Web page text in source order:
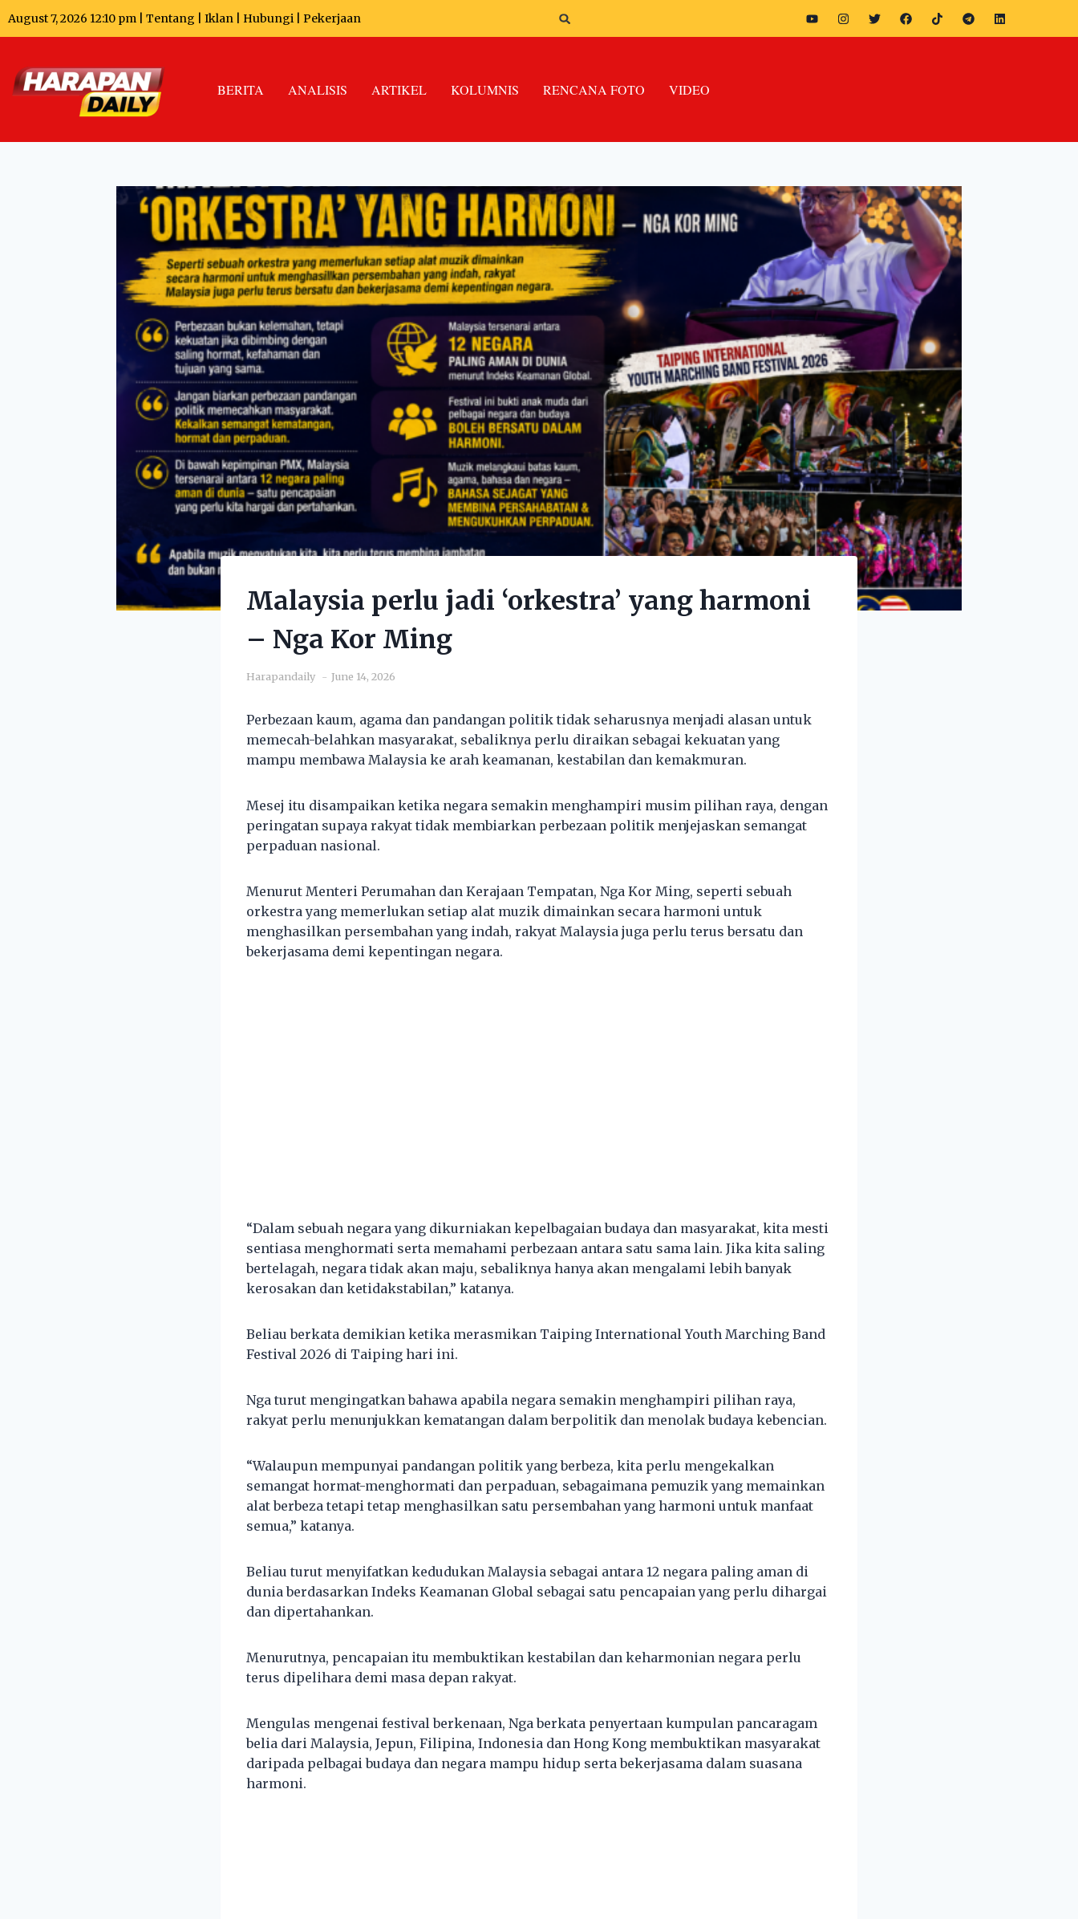
August 7, 2026 12:10 pm | Tentang Iklan Hubungi Pekerjaan
BERITA ANALISIS ARTIKEL KOLUMNIS RENCANA FOTO VIDEO
Malaysia perlu jadi ‘orkestra’ yang harmoni
– Nga Kor Ming
Harapandaily June 14, 2026
Perbezaan kaum, agama dan pandangan politik tidak seharusnya menjadi alasan untuk
memecah-belahkan masyarakat, sebaliknya perlu diraikan sebagai kekuatan yang
mampu membawa Malaysia ke arah keamanan, kestabilan dan kemakmuran.
Mesej itu disampaikan ketika negara semakin menghampiri musim pilihan raya, dengan
peringatan supaya rakyat tidak membiarkan perbezaan politik menjejaskan semangat
perpaduan nasional.
Menurut Menteri Perumahan dan Kerajaan Tempatan, Nga Kor Ming, seperti sebuah
orkestra yang memerlukan setiap alat muzik dimainkan secara harmoni untuk
menghasilkan persembahan yang indah, rakyat Malaysia juga perlu terus bersatu dan
bekerjasama demi kepentingan negara.
“Dalam sebuah negara yang dikurniakan kepelbagaian budaya dan masyarakat, kita mesti
sentiasa menghormati serta memahami perbezaan antara satu sama lain. Jika kita saling
bertelagah, negara tidak akan maju, sebaliknya hanya akan mengalami lebih banyak
kerosakan dan ketidakstabilan,” katanya.
Beliau berkata demikian ketika merasmikan Taiping International Youth Marching Band
Festival 2026 di Taiping hari ini.
Nga turut mengingatkan bahawa apabila negara semakin menghampiri pilihan raya,
rakyat perlu menunjukkan kematangan dalam berpolitik dan menolak budaya kebencian.
“Walaupun mempunyai pandangan politik yang berbeza, kita perlu mengekalkan
semangat hormat-menghormati dan perpaduan, sebagaimana pemuzik yang memainkan
alat berbeza tetapi tetap menghasilkan satu persembahan yang harmoni untuk manfaat
semua,” katanya.
Beliau turut menyifatkan kedudukan Malaysia sebagai antara 12 negara paling aman di
dunia berdasarkan Indeks Keamanan Global sebagai satu pencapaian yang perlu dihargai
dan dipertahankan.
Menurutnya, pencapaian itu membuktikan kestabilan dan keharmonian negara perlu
terus dipelihara demi masa depan rakyat.
Mengulas mengenai festival berkenaan, Nga berkata penyertaan kumpulan pancaragam
belia dari Malaysia, Jepun, Filipina, Indonesia dan Hong Kong membuktikan masyarakat
daripada pelbagai budaya dan negara mampu hidup serta bekerjasama dalam suasana
harmoni.